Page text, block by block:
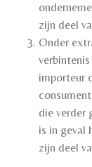
zijn deel
Onder
importeur
die verder
is in geval
zijn deel